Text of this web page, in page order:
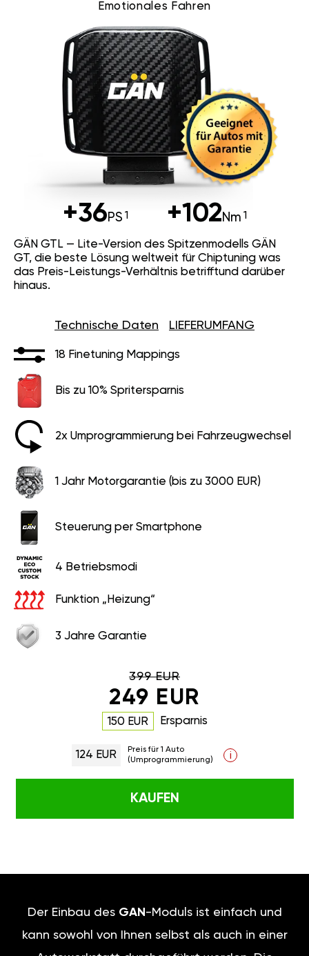
Emotionales Fahren
+36PS +102Nm
GÄN GTL — Lite-Version des Spitzenmodells GÄN
GT, die beste Lösung weltweit für Chiptuning was
das Preis-Leistungs-Verhältnis betrifftund darüber
hinaus.
Technische Daten LIEFERUMFANG
18 Finetuning Mappings
Bis zu 10% Spritersparnis
2x Umprogrammierung bei Fahrzeugwechsel
1 Jahr Motorgarantie (bis zu 3000 EUR)
Steuerung per Smartphone
4 Betriebsmodi
Funktion „Heizung“
3 Jahre Garantie
399 EUR
249 EUR
150 EUR Ersparnis
124 EUR
Preis für 1 Auto
(Umprogrammierung)
i
KAUFEN
Der Einbau des GAN -Moduls ist einfach und
kann sowohl von Ihnen selbst als auch in einer